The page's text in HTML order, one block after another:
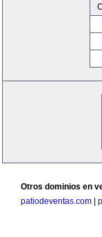
Otros dominios en
patiodeventas.com